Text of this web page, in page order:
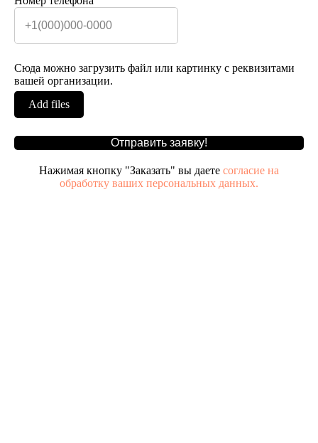
Сюда можно загрузить файл или картинку с реквизитами
вашей организации.
Add files
Отправить заявку!
Нажимая кнопку "Заказать" вы даете согласие на
обработку ваших персональных данных.